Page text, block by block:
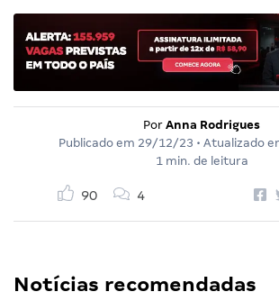
Por Anna Rodrigues
Publicado em 29/12/23 • Atualizado
1 min. de leitura
90 4
Notícias recomendadas